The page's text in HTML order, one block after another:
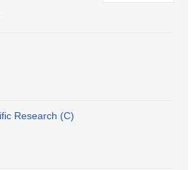
Research (C)